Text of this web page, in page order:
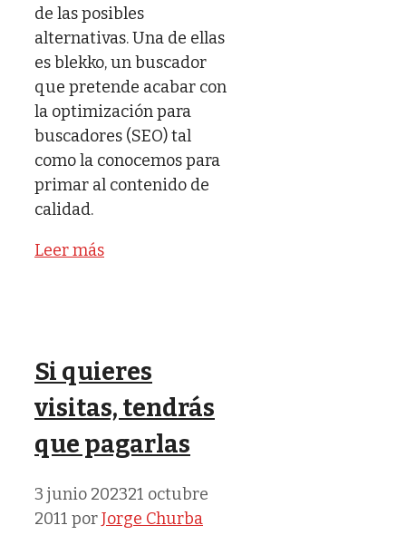
de las posibles
alternativas. Una de ellas
es blekko, un buscador
que pretende acabar con
la optimización para
buscadores (SEO) tal
como la conocemos para
primar al contenido de
calidad.
Leer más
Si quieres
visitas, tendrás
que pagarlas
3 junio 202321 octubre
2011 porJorge Churba